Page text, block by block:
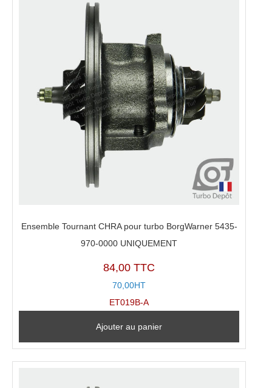
Ensemble Tournant CHRA pour turbo BorgWarner 5435-
970-0000 UNIQUEMENT
84,00 TTC
70,00HT
ET019B-A
Ajouter au panier